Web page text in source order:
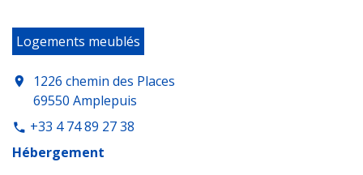
Logements meublés
location_on
1226 chemin des Places
69550 Amplepuis
phone +33 4 74 89 27 38
Hébergement